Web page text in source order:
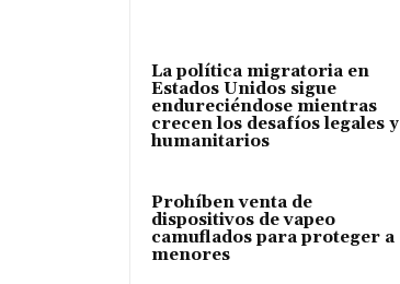
La política migratoria en
Estados Unidos sigue
endureciéndose mientras
crecen los desafíos legales y
humanitarios
Prohíben venta de
dispositivos de vapeo
camuflados para proteger a
menores